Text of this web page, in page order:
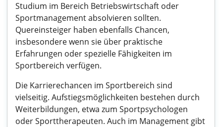
Studium im Bereich Betriebswirtschaft oder
Sportmanagement absolvieren sollten.
Quereinsteiger haben ebenfalls Chancen,
insbesondere wenn sie über praktische
Erfahrungen oder spezielle Fähigkeiten im
Sportbereich verfügen.
Die Karrierechancen im Sportbereich sind
vielseitig. Aufstiegsmöglichkeiten bestehen durch
Weiterbildungen, etwa zum Sportpsychologen
oder Sporttherapeuten. Auch im Management gibt